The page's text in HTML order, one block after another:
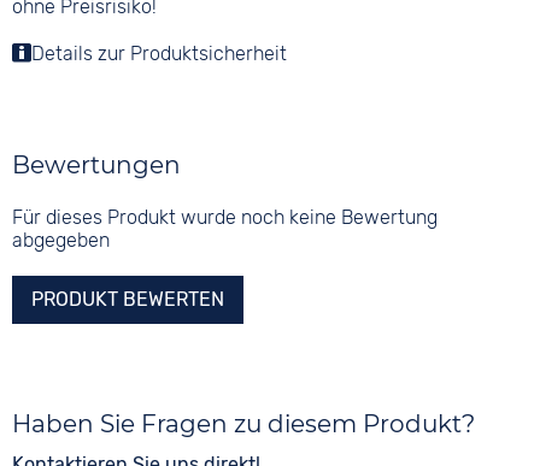
ohne Preisrisiko!
Details zur Produktsicherheit
Bewertungen
Für dieses Produkt wurde noch keine Bewertung
abgegeben
PRODUKT BEWERTEN
Haben Sie Fragen zu diesem Produkt?